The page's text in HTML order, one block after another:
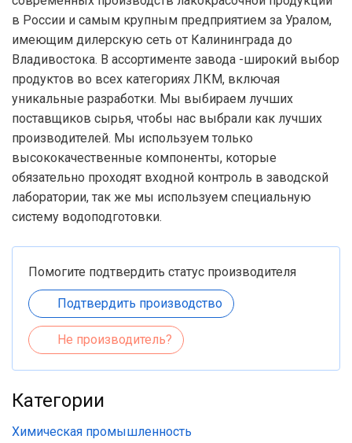
в России и самым крупным предприятием за Уралом,
имеющим дилерскую сеть от Калининграда до
Владивостока. В ассортименте завода -широкий выбор
продуктов во всех категориях ЛКМ, включая
уникальные разработки. Мы выбираем лучших
поставщиков сырья, чтобы нас выбрали как лучших
производителей. Мы используем только
высококачественные компоненты, которые
обязательно проходят входной контроль в заводской
лаборатории, так же мы используем специальную
систему водоподготовки.
Помогите подтвердить статус производителя
Подтвердить производство
Не производитель?
Категории
Химическая промышленность